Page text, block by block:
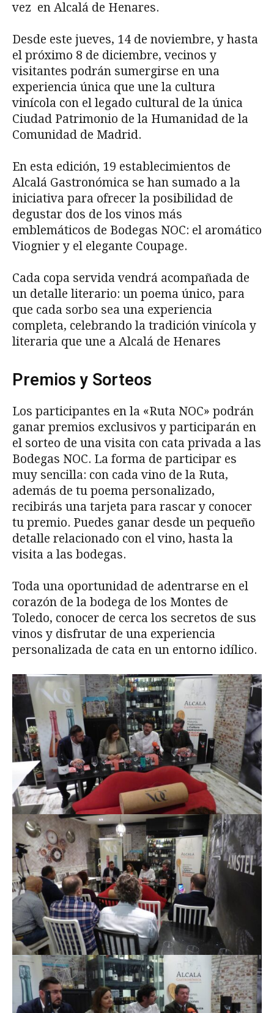
vez en Alcalá de Henares.
Desde este jueves, 14 de noviembre, y hasta
el próximo 8 de diciembre, vecinos y
visitantes podrán sumergirse en una
experiencia única que une la cultura
vinícola con el legado cultural de la única
Ciudad Patrimonio de la Humanidad de la
Comunidad de Madrid.
En esta edición, 19 establecimientos de
Alcalá Gastronómica se han sumado a la
iniciativa para ofrecer la posibilidad de
degustar dos de los vinos más
emblemáticos de Bodegas NOC: el aromático
Viognier y el elegante Coupage.
Cada copa servida vendrá acompañada de
un detalle literario: un poema único, para
que cada sorbo sea una experiencia
completa, celebrando la tradición vinícola y
literaria que une a Alcalá de Henares
Premios y Sorteos
Los participantes en la «Ruta NOC» podrán
ganar premios exclusivos y participarán en
el sorteo de una visita con cata privada a las
Bodegas NOC. La forma de participar es
muy sencilla: con cada vino de la Ruta,
además de tu poema personalizado,
recibirás una tarjeta para rascar y conocer
tu premio. Puedes ganar desde un pequeño
detalle relacionado con el vino, hasta la
visita a las bodegas.
Toda una oportunidad de adentrarse en el
corazón de la bodega de los Montes de
Toledo, conocer de cerca los secretos de sus
vinos y disfrutar de una experiencia
personalizada de cata en un entorno idílico.